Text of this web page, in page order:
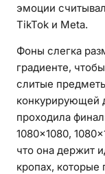
эмоции
TikTok и Meta.
Фоны слегка
градиенте,
слитые
конкурирующей
проходила
1080×1080,
что она держит
кропах,